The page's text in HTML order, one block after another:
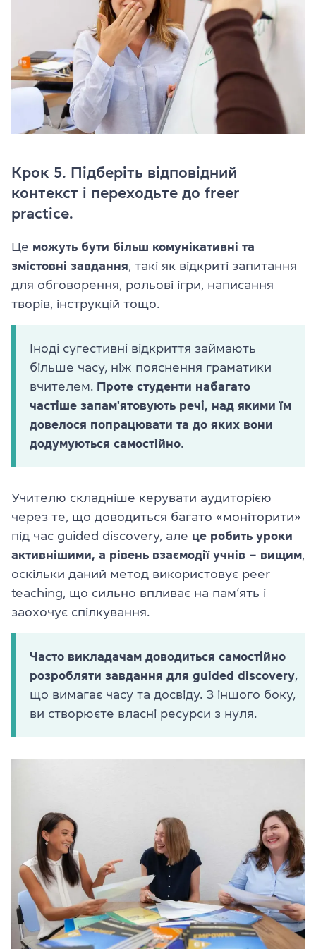
Крок 5. Підберіть відповідний
контекст і переходьте до freer
practice.
Це можуть бути більш комунікативні та
змістовні завдання, такі як відкриті запитання
для обговорення, рольові ігри, написання
творів, інструкцій тощо.
Іноді сугестивні відкриття займають
більше часу, ніж пояснення граматики
вчителем. Проте студенти набагато
частіше запам'ятовують речі, над якими їм
довелося попрацювати та до яких вони
додумуються самостійно.
Учителю складніше керувати аудиторією
через те, що доводиться багато «моніторити»
під час guided discovery, але це робить уроки
активнішими, а рівень взаємодії учнів – вищим,
оскільки даний метод використовує peer
teaching, що сильно впливає на пам’ять і
заохочує спілкування.
Часто викладачам доводиться самостійно
розробляти завдання для guided discovery,
що вимагає часу та досвіду. З іншого боку,
ви створюєте власні ресурси з нуля.